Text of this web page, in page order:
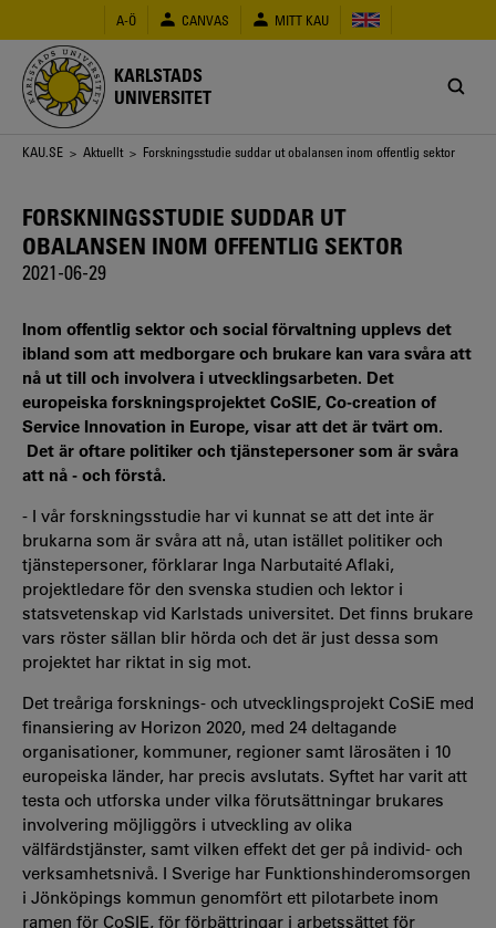
huvudinnehåll
A-Ö CANVAS MITT KAU
KARLSTADS
UNIVERSITET
Länkstig
KAU.SE > Aktuellt > Forskningsstudie suddar ut obalansen inom offentlig sektor
FORSKNINGSSTUDIE SUDDAR UT
OBALANSEN INOM OFFENTLIG SEKTOR
2021-06-29
Inom offentlig sektor och social förvaltning upplevs det
ibland som att medborgare och brukare kan vara svåra att
nå ut till och involvera i utvecklingsarbeten. Det
europeiska forskningsprojektet CoSIE, Co-creation of
Service Innovation in Europe, visar att det är tvärt om.
Det är oftare politiker och tjänstepersoner som är svåra
att nå - och förstå.
- I vår forskningsstudie har vi kunnat se att det inte är
brukarna som är svåra att nå, utan istället politiker och
tjänstepersoner, förklarar Inga Narbutaité Aflaki,
projektledare för den svenska studien och lektor i
statsvetenskap vid Karlstads universitet. Det finns brukare
vars röster sällan blir hörda och det är just dessa som
projektet har riktat in sig mot.
Det treåriga forsknings- och utvecklingsprojekt CoSiE med
finansiering av Horizon 2020, med 24 deltagande
organisationer, kommuner, regioner samt lärosäten i 10
europeiska länder, har precis avslutats. Syftet har varit att
testa och utforska under vilka förutsättningar brukares
involvering möjliggörs i utveckling av olika
välfärdstjänster, samt vilken effekt det ger på individ- och
verksamhetsnivå. I Sverige har Funktionshinderomsorgen
i Jönköpings kommun genomfört ett pilotarbete inom
ramen för CoSIE, för förbättringar i arbetssättet för